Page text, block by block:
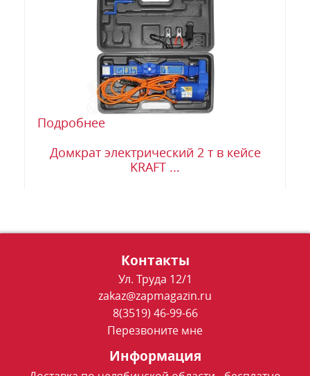
Подробнее
Домкрат электрический 2 т в кейсе
KRAFT ...
Контакты
Ул. Труда 12/1
zakaz@zapmagazin.ru
8(3519) 46-99-66
Перезвоните мне
Информация